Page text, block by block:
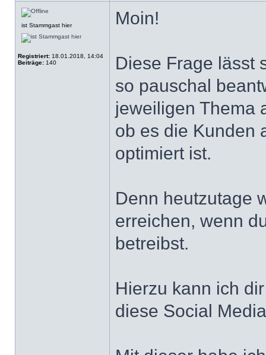
ist Stammgast hier
Registriert: 18.01.2018, 14:04
Beiträge: 140
Moin!
Diese Frage lässt
so pauschal
jeweiligen Thema
ob es die Kunden
optimiert ist.
Denn heutzutage
erreichen, wenn
betreibst.
Hierzu kann ich
diese Social